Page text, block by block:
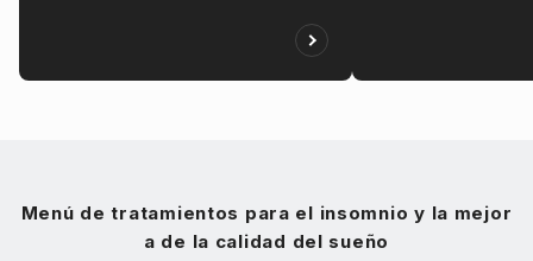
Menú de tratamientos para el insomnio y la mejor
a de la calidad del sueño